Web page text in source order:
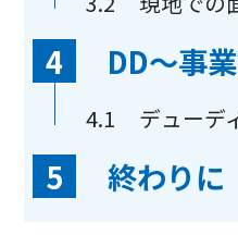
4 DD〜事
4.1 デューデ
5 終わりに